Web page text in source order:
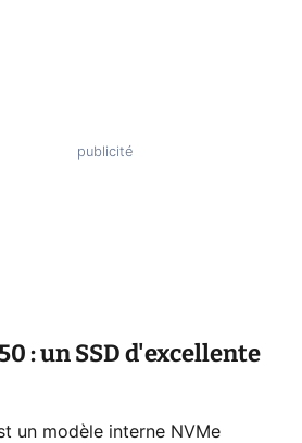
: un SSD d'excellente
un modèle interne NVMe